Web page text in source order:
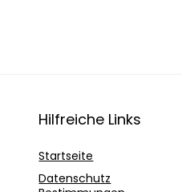
Hilfreiche Links
Startseite
Datenschutz